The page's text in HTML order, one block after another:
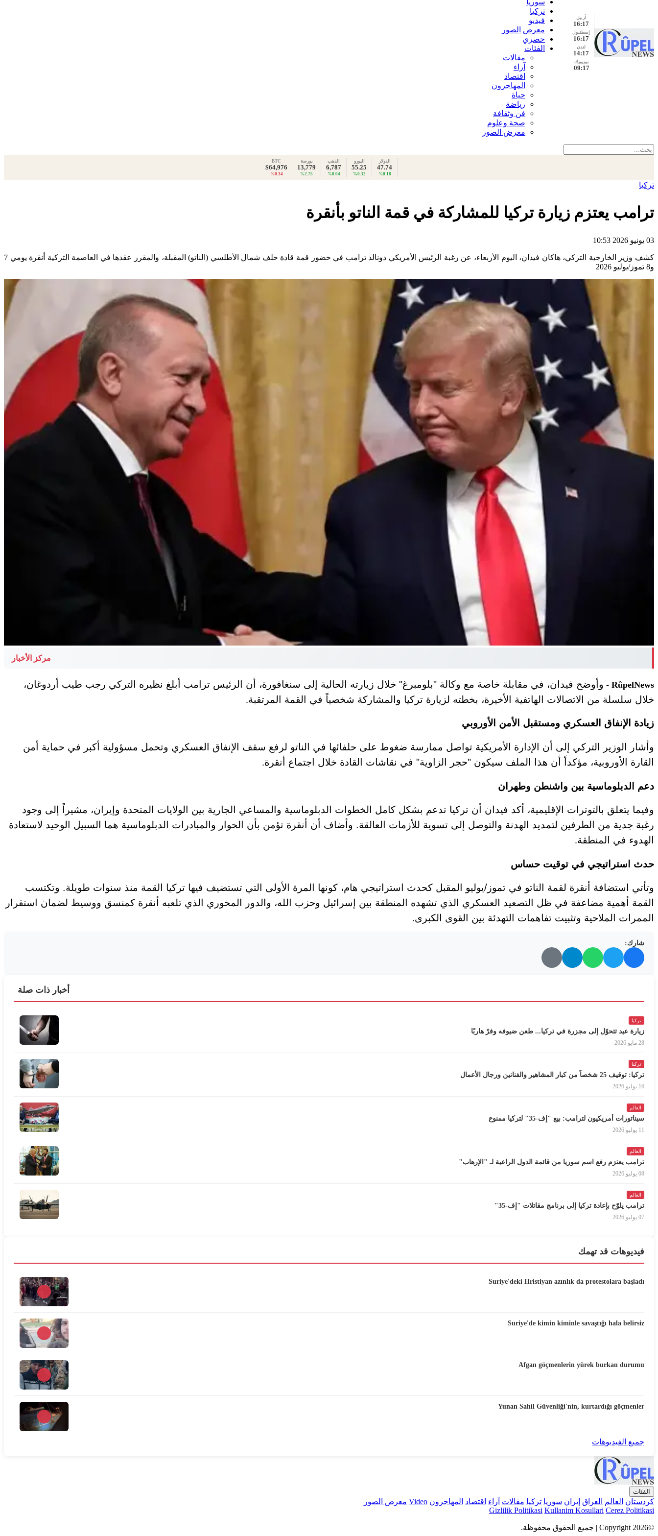
أربيل
16:17
إسطنبول
16:17
لندن
14:17
نيويورك
09:17
سوريا
تركيا
فيديو
معرض الصور
حصري
الفئات
مقالات
آراء
اقتصاد
المهاجرون
حياة
رياضة
فن وثقافة
صحة وعلوم
معرض الصور
الدولار
47.74
%0.18
اليورو
55.25
%0.32
الذهب
6,787
%0.04
بورصة
13,779
%2.75
BTC
$64,976
%0.34
تركيا
ترامب يعتزم زيارة تركيا للمشاركة في قمة الناتو بأنقرة
03 يونيو 2026 10:53
كشف وزير الخارجية التركي، هاكان فيدان، اليوم الأربعاء، عن رغبة الرئيس الأمريكي دونالد ترامب في حضور قمة قادة حلف شمال الأطلسي (الناتو) المقبلة، والمقرر عقدها في العاصمة التركية أنقرة يومي 7
و8 تموز/يوليو 2026
مركز الأخبار
RûpelNews -
وأوضح فيدان، في مقابلة خاصة مع وكالة "بلومبرغ" خلال زيارته الحالية إلى سنغافورة، أن الرئيس ترامب أبلغ نظيره التركي رجب طيب أردوغان،
خلال سلسلة من الاتصالات الهاتفية الأخيرة، بخطته لزيارة تركيا والمشاركة شخصياً في القمة المرتقبة.
زيادة الإنفاق العسكري ومستقبل الأمن الأوروبي
وأشار الوزير التركي إلى أن الإدارة الأمريكية تواصل ممارسة ضغوط على حلفائها في الناتو لرفع سقف الإنفاق العسكري وتحمل مسؤولية أكبر في حماية أمن
القارة الأوروبية، مؤكداً أن هذا الملف سيكون "حجر الزاوية" في نقاشات القادة خلال اجتماع أنقرة.
دعم الدبلوماسية بين واشنطن وطهران
وفيما يتعلق بالتوترات الإقليمية، أكد فيدان أن تركيا تدعم بشكل كامل الخطوات الدبلوماسية والمساعي الجارية بين الولايات المتحدة وإيران، مشيراً إلى وجود
رغبة جدية من الطرفين لتمديد الهدنة والتوصل إلى تسوية للأزمات العالقة. وأضاف أن أنقرة تؤمن بأن الحوار والمبادرات الدبلوماسية هما السبيل الوحيد لاستعادة
الهدوء في المنطقة.
حدث استراتيجي في توقيت حساس
وتأتي استضافة أنقرة لقمة الناتو في تموز/يوليو المقبل كحدث استراتيجي هام، كونها المرة الأولى التي تستضيف فيها تركيا القمة منذ سنوات طويلة. وتكتسب
القمة أهمية مضاعفة في ظل التصعيد العسكري الذي تشهده المنطقة بين إسرائيل وحزب الله، والدور المحوري الذي تلعبه أنقرة كمنسق ووسيط لضمان استقرار
الممرات الملاحية وتثبيت تفاهمات التهدئة بين القوى الكبرى.
شارك:
أخبار ذات صلة
تركيا
زيارة عيد تتحوّل إلى مجزرة في تركيا... طعن ضيوفه وفرّ هاربًا
28 مايو 2026
تركيا
تركيا: توقيف 25 شخصاً من كبار المشاهير والفنانين ورجال الأعمال
16 يوليو 2026
العالم
سيناتورات أمريكيون لترامب: بيع "إف-35" لتركيا ممنوع
11 يوليو 2026
العالم
ترامب يعتزم رفع اسم سوريا من قائمة الدول الراعية لـ "الإرهاب"
08 يوليو 2026
العالم
ترامب يلوّح بإعادة تركيا إلى برنامج مقاتلات "إف-35"
07 يوليو 2026
فيديوهات قد تهمك
Suriye'deki Hristiyan azınlık da protestolara başladı
Suriye'de kimin kiminle savaştığı hala belirsiz
Afgan göçmenlerin yürek burkan durumu
Yunan Sahil Güvenliği'nin, kurtardığı göçmenler
جميع الفيديوهات
الفئات
كردستان العالم العراق إيران سوريا تركيا مقالات آراء اقتصاد المهاجرون Video معرض الصور
Gizlilik Politikasi Kullanim Kosullari Cerez Politikasi
©Copyright 2026 | جميع الحقوق محفوظة.